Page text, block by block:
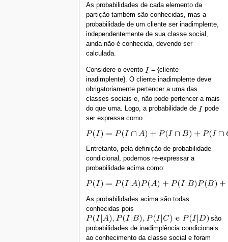
As probabilidades de cada elemento da
partição também são conhecidas, mas a
probabilidade de um cliente ser inadimplente,
independentemente de sua classe social,
ainda não é conhecida, devendo ser
calculada.
Considere o evento
= {cliente
inadimplente}. O cliente inadimplente deve
obrigatoriamente pertencer a uma das
classes sociais e, não pode pertencer a mais
do que uma. Logo, a probabilidade de
pode
ser expressa como :
Entretanto, pela definição de probabilidade
condicional, podemos re-expressar a
probabilidade acima como:
As probabilidades acima são todas
conhecidas pois
são
probabilidades de inadimplência condicionais
ao conhecimento da classe social e foram